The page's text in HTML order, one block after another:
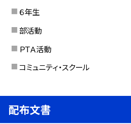
６年生
部活動
ＰＴＡ活動
コミュニティ・スクール
配布文書